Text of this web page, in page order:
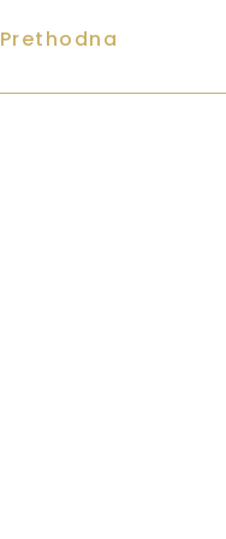
Prethodna